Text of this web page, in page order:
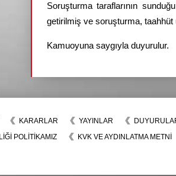
Soruşturma taraflarının
getirilmiş ve soruşturma, taahhüt
Kamuoyuna saygıyla duyurulur.
KARARLAR YAYINLAR
POLİTİKAMIZ KVK VE AYDINLATMA METNİ